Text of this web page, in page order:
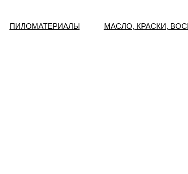
ПИЛОМАТЕРИАЛЫ МАСЛО, КРАСКИ,